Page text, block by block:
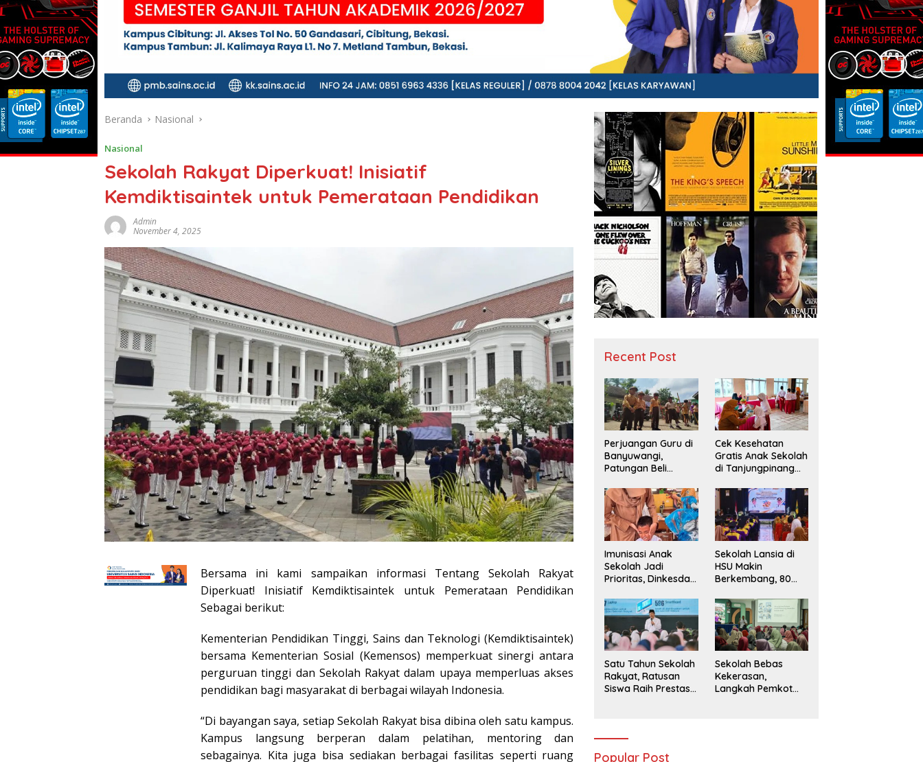
Beranda Nasional
Nasional
Sekolah Rakyat Diperkuat! Inisiatif
Kemdiktisaintek untuk Pemerataan Pendidikan
Admin
November 4, 2025
Bersama ini kami sampaikan informasi Tentang Sekolah Rakyat
Diperkuat! Inisiatif Kemdiktisaintek untuk Pemerataan Pendidikan
Sebagai berikut:
Kementerian Pendidikan Tinggi, Sains dan Teknologi (Kemdiktisaintek)
bersama Kementerian Sosial (Kemensos) memperkuat sinergi antara
perguruan tinggi dan Sekolah Rakyat dalam upaya memperluas akses
pendidikan bagi masyarakat di berbagai wilayah Indonesia.
“Di bayangan saya, setiap Sekolah Rakyat bisa dibina oleh satu kampus.
Kampus langsung berperan dalam pelatihan, mentoring dan
sebagainya. Kita juga bisa sediakan berbagai fasilitas seperti ruang
Recent Post
Perjuangan Guru di
Banyuwangi,
Patungan Beli
Menarik Minat Siswa
ke SD Negeri
Cek Kesehatan
Gratis Anak Sekolah
di Tanjungpinang
Siswa
Imunisasi Anak
Sekolah Jadi
Prioritas, Dinkesda
Monitoring BIAS
2026
Sekolah Lansia di
HSU Makin
Berkembang, 80
Wisuda Tahun Ini
Satu Tahun Sekolah
Rakyat, Ratusan
Siswa Raih Prestasi
Sekolah Bebas
Kekerasan,
Langkah Pemkot
Popular Post